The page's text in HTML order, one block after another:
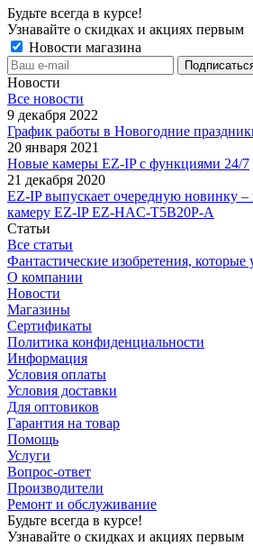
Будьте всегда в курсе!
Узнавайте о скидках и акциях первым
Новости магазина
Новости
Все новости
9 декабря 2022
График работы в Новогодние
20 января 2021
Новые камеры EZ-IP с функциями 24/7
21 декабря 2020
EZ-IP выпускает очередную новинку
камеру EZ-IP EZ-HAC-T5B20P-A
Статьи
Все статьи
Фантастические изобретения, которые
О компании
Новости
Магазины
Сертификаты
Политика конфиденциальности
Информация
Условия оплаты
Условия доставки
Для оптовиков
Гарантия на товар
Помощь
Услуги
Вопрос-ответ
Производители
Ремонт и обслуживание
Будьте всегда в курсе!
Узнавайте о скидках и акциях первым